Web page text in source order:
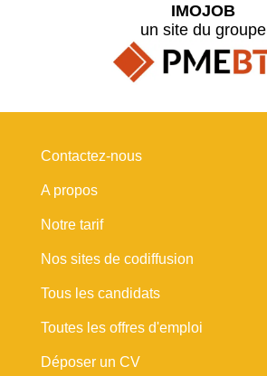
IMOJOB
un site du groupe
Contactez-nous
A propos
Notre tarif
Nos sites de codiffusion
Tous les candidats
Toutes les offres d'emploi
Déposer un CV